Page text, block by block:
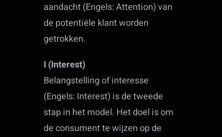
aandacht (Engels: Attention) van
de potentiële klant worden
getrokken.
I (Interest)
Belangstelling of interesse
(Engels: Interest) is de tweede
stap in het model. Het doel is om
de consument te wijzen op de